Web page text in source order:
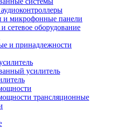
микрофонные панели
сетевое оборудование
и принадлежности
усилитель
трансляционные